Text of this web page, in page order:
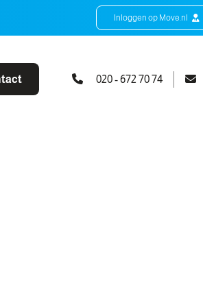
Inloggen op Move.nl
020 - 672 70 74